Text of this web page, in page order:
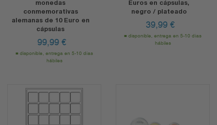
monedas
conmemorativas
alemanas de 10 Euro en
cápsulas
99,99 €
disponible, entrega en 5-10 días
hábiles
Euros en cápsulas,
negro / plateado
39,99 €
disponible, entrega en 5-10 días
hábiles